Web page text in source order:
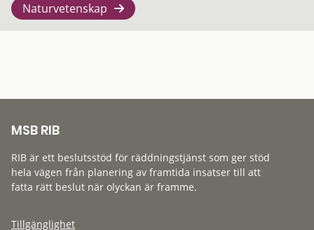
Naturvetenskap
MSB RIB
RIB är ett beslutsstöd för räddningstjänst som ger stöd
hela vägen från planering av framtida insatser till att
fatta rätt beslut när olyckan är framme.
Tillgänglighet